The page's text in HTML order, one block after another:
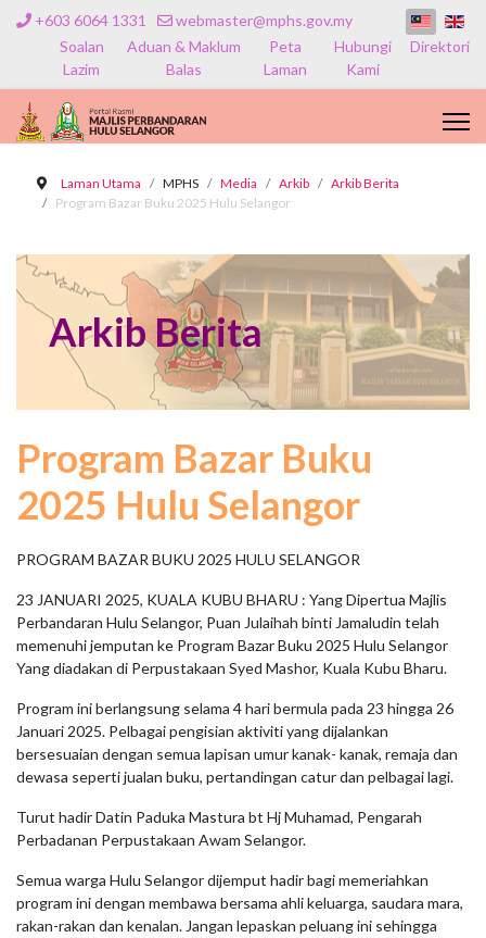
+603 6064 1331
webmaster@mphs.gov.my
Soalan
Lazim
Aduan & Maklum
Balas
Peta
Laman
Hubungi
Kami
Direktori
Laman Utama MPHS Media Arkib
Arkib Berita
Program Bazar Buku 2025 Hulu Selangor
Arkib Berita
Program Bazar Buku
2025 Hulu Selangor
PROGRAM BAZAR BUKU 2025 HULU SELANGOR
23 JANUARI 2025, KUALA KUBU BHARU : Yang Dipertua Majlis
Perbandaran Hulu Selangor, Puan Julaihah binti Jamaludin telah
memenuhi jemputan ke Program Bazar Buku 2025 Hulu Selangor
Yang diadakan di Perpustakaan Syed Mashor, Kuala Kubu Bharu.
Program ini berlangsung selama 4 hari bermula pada 23 hingga 26
Januari 2025. Pelbagai pengisian aktiviti yang dijalankan
bersesuaian dengan semua lapisan umur kanak- kanak, remaja dan
dewasa seperti jualan buku, pertandingan catur dan pelbagai lagi.
Turut hadir Datin Paduka Mastura bt Hj Muhamad, Pengarah
Perbadanan Perpustakaan Awam Selangor.
Semua warga Hulu Selangor dijemput hadir bagi memeriahkan
program ini dengan membawa bersama ahli keluarga, saudara mara,
rakan-rakan dan kenalan. Jangan lepaskan peluang ini sehingga